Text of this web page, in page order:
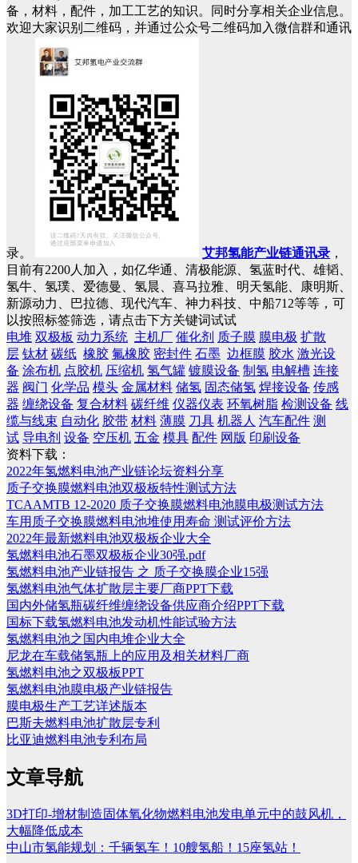
备，材料，配件，加工工艺的知识。同时分享相关企业信息。
欢迎大家识别二维码，并通过公众号二维码加入微信群和通讯
录。 艾邦氢能产业链通讯录 ，
目前有2200人加入，如亿华通、清极能源、氢蓝时代、雄韬、
氢牛、氢璞、爱德曼、氢晨、喜马拉雅、明天氢能、康明斯、
新源动力、巴拉德、现代汽车、神力科技、中船712等等，可
以按照标签筛选，请点击下方关键词试试
电堆 双极板 动力系统 主机厂 催化剂 质子膜 膜电极 扩散
层 钛材 碳纸 橡胶 氟橡胶 密封件 石墨 边框膜 胶水 激光设
备 涂布机 点胶机 压缩机 氢气罐 镀膜设备 制氢 电解槽 连接
器 阀门 化学品 模头 金属材料 储氢 固态储氢 焊接设备 传感
器 缠绕设备 复合材料 碳纤维 仪器仪表 环氧树脂 检测设备 线
缆与线束 自动化 胶带 材料 薄膜 刀具 机器人 汽车配件 测
试 导电剂 设备 空压机 五金 模具 配件 网版 印刷设备
资料下载：
2022年氢燃料电池产业链论坛资料分享
质子交换膜燃料电池双极板特性测试方法
TCAAMTB 12-2020 质子交换膜燃料电池膜电极测试方法
车用质子交换膜燃料电池堆使用寿命 测试评价方法
2022年最新燃料电池双极板企业大全
氢燃料电池石墨双极板企业30强.pdf
氢燃料电池产业链报告 之 质子交换膜企业15强
氢燃料电池气体扩散层主要厂商PPT下载
国内外储氢瓶碳纤维缠绕设备供应商介绍PPT下载
国标下载氢燃料电池发动机性能试验方法
氢燃料电池之国内电堆企业大全
尼龙在车载储氢瓶上的应用及相关材料厂商
氢燃料电池之双极板PPT
氢燃料电池膜电极产业链报告
膜电极生产工艺详述版本
巴斯夫燃料电池扩散层专利
比亚迪燃料电池专利布局
文章导航
3D打印-增材制造固体氧化物燃料电池发电单元中的鼓风机，
大幅降低成本
中山市氢能规划：千辆氢车！10艘氢船！15座氢站！